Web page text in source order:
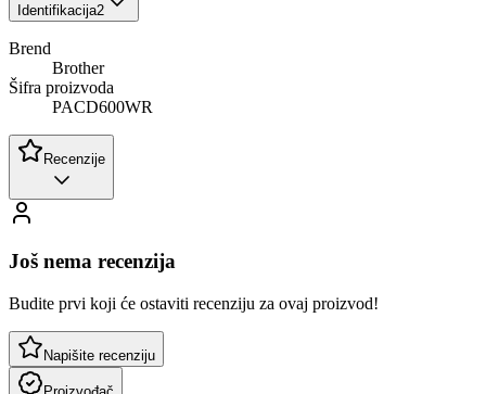
Identifikacija2
Brend
Brother
Šifra proizvoda
PACD600WR
Recenzije
Još nema recenzija
Budite prvi koji će ostaviti recenziju za ovaj proizvod!
Napišite recenziju